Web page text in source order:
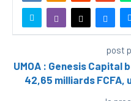
post
UMOA : Genesis Capital
42,65 milliards FCFA,